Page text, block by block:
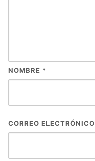
NOMBRE *
CORREO ELECTRÓNICO